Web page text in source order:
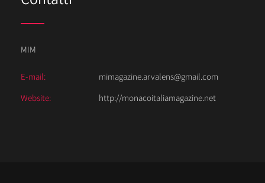
MIM
E-mail:
mimagazine.arvalens@gmail.com
Website:
http://monacoitaliamagazine.net